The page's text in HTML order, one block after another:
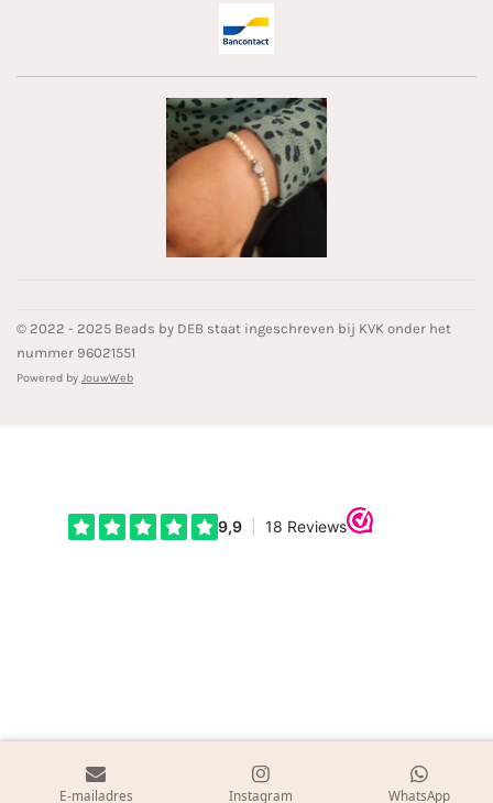
© 2022 - 2025 Beads by DEB staat ingeschreven bij KVK onder het
nummer 96021551
Powered by JouwWeb
E-mailadres Instagram WhatsApp